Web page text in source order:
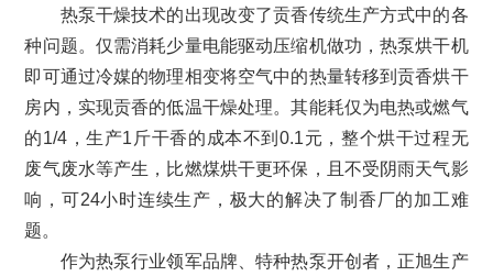
热泵干燥技术的出现改变了贡香传统生产方式中的各
种问题。仅需消耗少量电能驱动压缩机做功，热泵烘干机
即可通过冷媒的物理相变将空气中的热量转移到贡香烘干
房内，实现贡香的低温干燥处理。其能耗仅为电热或燃气
的1/4，生产1斤干香的成本不到0.1元，整个烘干过程无
废气废水等产生，比燃煤烘干更环保，且不受阴雨天气影
响，可24小时连续生产，极大的解决了制香厂的加工难
题。
作为热泵行业领军品牌、特种热泵开创者，正旭生产